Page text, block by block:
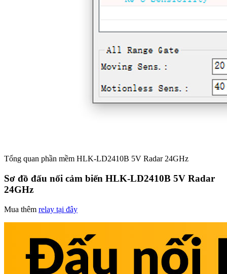
Tổng quan phần mềm HLK-LD2410B 5V Radar 24GHz
Sơ đồ đấu nối cảm biến HLK-LD2410B 5V Radar
24GHz
Mua thêm relay tại đây